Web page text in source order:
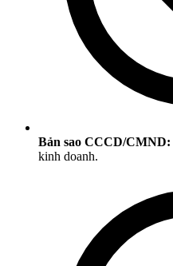
Bản sao CCCD/CMND:
kinh doanh.